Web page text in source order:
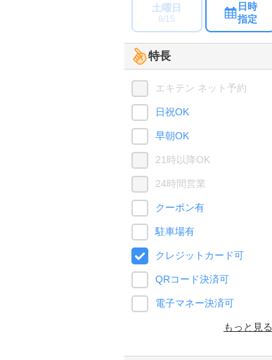
土曜日
8/15
日時
指定
特長
エキテン ネット予約
日祝OK
早朝OK
21時以降OK
24時間営業
クーポン有
駐車場有
クレジットカード可
QRコード決済可
電子マネー決済可
もっと見る